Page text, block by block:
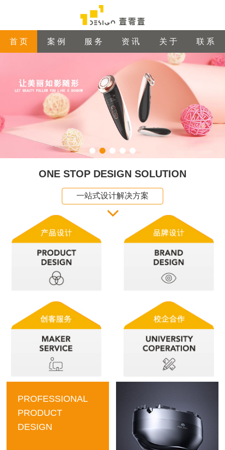
首 页 案 例 服 务 资 讯 关 于 联 系
ONE STOP DESIGN SOLUTION
一站式设计解决方案
PROFESSIONAL
PRODUCT
DESIGN